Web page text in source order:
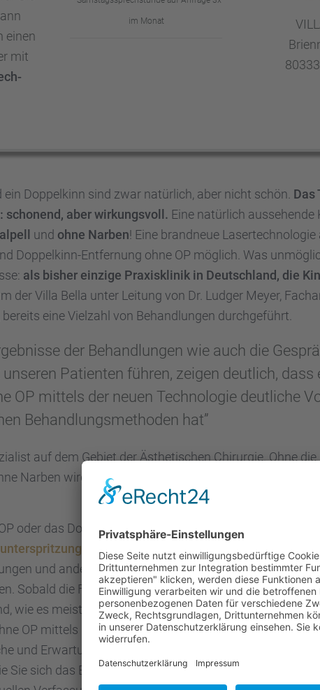
einen
mit
im Monat
Doppel­kinn sind zwar natür­lich, aber nicht schön. Das
aber wirkungs­voll. Eine natür­lich
und ohne Narben! Eine brand­neue
Doppel­kinn-Entfer­nung ohne OP möglich. Was
als bisher einzige Praxis­kli­nik in Deutsch­land, die
der Villa Bella unter Leitung von Dr. Ludger Meyer,
eine Vielzahl von Behand­lun­gen durch­ge­führt.
der Behand­lun­gen wie auch die
Patien­ten führen, zeigen deutlich, dass
OP mittels der neuen Techno­lo­gie deutli­che
Behand­lungs­me­tho­den hat”
auf dem Gebiet der Ästhe­ti­schen Chirur­gie. Ohne
Narben wird das Ziel, die deutli­che Verjün­gung des
oder das Doppel­kinn entfer­nen ohne OP macht Sinn,
mit Hyalu­ron­säure nicht mehr ausrei­chend
und andere Präpa­rate dienen nicht nur der
Sobald die Falten­bil­dung aber weiter fortge­schrit­ten
wie es meist für die Kinnpar­tie gilt, raten wir unseren
OP mittels Laser­be­hand­lung”, erklärt der Experte.
und Erwar­tun­gen unserer Patien­ten notwen­dig. In
Sie sich das Ergeb­nis vorstel­len, und beraten nach